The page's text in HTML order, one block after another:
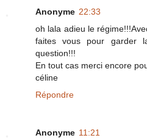
Anonyme 22:33
oh lala adieu le
faites vous pour garder
question!!!
En tout cas merci encore
céline
Répondre
Anonyme 11:21